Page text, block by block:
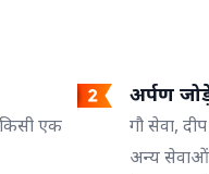
एक
अर्पण
गौ सेवा,
अन्य